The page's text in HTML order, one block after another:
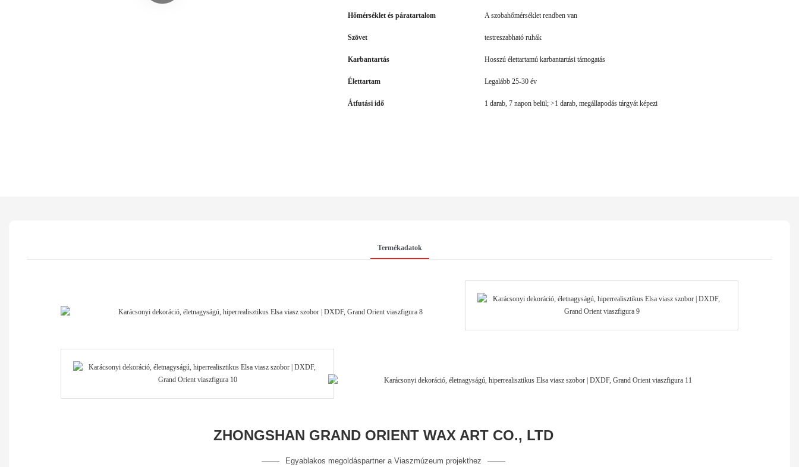
Hőmérséklet és páratartalom A szobahőmérséklet rendben van
Szövet testreszabható ruhák
Karbantartás Hosszú élettartamú karbantartási támogatás
Élettartam Legalább 25-30 év
Átfutási idő 1 darab, 7 napon belül; >1 darab, megállapodás tárgyát képezi
Termékadatok
ZHONGSHAN GRAND ORIENT WAX ART CO., LTD
Egyablakos megoldáspartner a Viaszmúzeum projekthez